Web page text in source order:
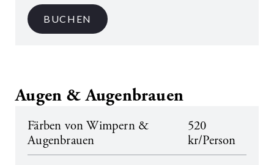
BUCHEN
Augen & Augenbrauen
Färben von Wimpern &
Augenbrauen
520
kr/Person